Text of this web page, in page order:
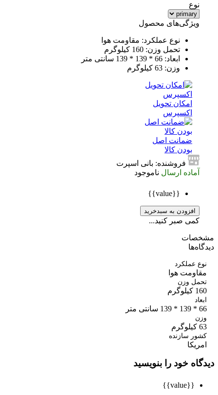
ویژگی‌های محصول
نوع عملکرد: مقاومت هوا
تحمل وزن: 160 کیلوگرم
ابعاد: 66 * 139 * 139 سانتی متر
وزن: 63 کیلوگرم
امکان تحویل
اکسپرس
ضمانت اصل
بودن کالا
فروشنده: بانی اسپرت
آماده ارسال ناموجود
افزودن به سبدخرید
کمی صبر کنید...
عملکرد
هوا
وزن
سازنده
خود را بنویسید